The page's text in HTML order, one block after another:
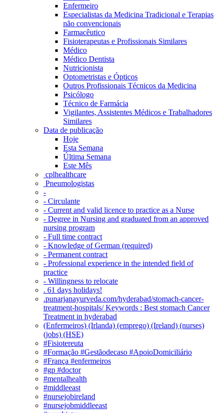
Enfermeiro
Especialistas da Medicina Tradicional e Terapias
não convencionais
Farmacêutico
Fisioterapeutas e Profissionais Similares
Médico
Médico Dentista
Nutricionista
Optometristas e Ópticos
Outros Profissionais Técnicos da Medicina
Psicólogo
Técnico de Farmácia
Vigilantes, Assistentes Médicos e Trabalhadores
Similares
Data de publicação
Hoje
Esta Semana
Última Semana
Este Mês
‎ cplhealthcare‬
Pneumologistas
-
- Circulante
- Current and valid licence to practice as a Nurse
- Degree in Nursing and graduated from an approved
nursing program
- Full time contract
- Knowledge of German (required)
- Permanent contract
- Professional experience in the intended field of
practice
- Willingness to relocate
. 61 days holidays!
.punarjanayurveda.com/hyderabad/stomach-cancer-
treatment-hospitals/ Keywords : Best stomach Cancer
Treatment in hyderabad
(Enfermeiros) (Irlanda) (emprego) (Ireland) (nurses)
(jobs) (HSE)
#Fisiotereuta
#Formação #Gestãodecaso #ApoioDomiciliário
#França #enfermeiros
#gp #doctor
#mentalhealth
#middleeast
#nursejobireland
#nursejobmiddleeast